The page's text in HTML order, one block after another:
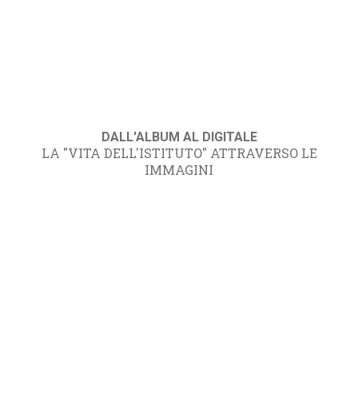
DALL'ALBUM AL DIGITALE
LA "VITA DELL'ISTITUTO" ATTRAVERSO LE
IMMAGINI